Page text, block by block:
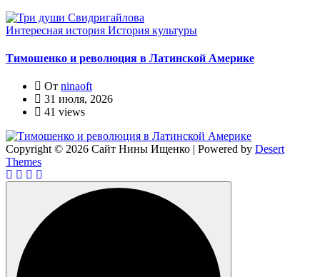
Интересная история История культуры
Тимошенко и революция в Латинской Америке
От ninaoft
31 июля, 2026
41 views
Copyright © 2026 Сайт Нины Ищенко | Powered by Desert
Themes